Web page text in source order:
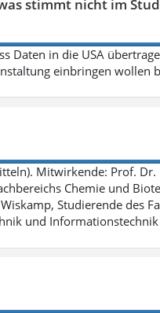
stimmt nicht im
Daten in die USA
einbringen wollen
Mitwirkende: Prof.
Chemie und
Studierende des
und